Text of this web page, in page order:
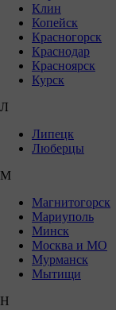
Клин
Копейск
Красногорск
Краснодар
Красноярск
Курск
Л
Липецк
Люберцы
М
Магнитогорск
Мариуполь
Минск
Москва и МО
Мурманск
Мытищи
Н